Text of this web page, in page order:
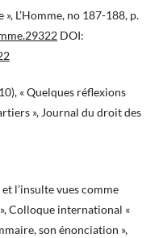
», L’Homme, no 187-188, p.
DOI:
« Quelques réflexions
», Journal du droit des
l’insulte vues comme
Colloque international «
son énonciation »,